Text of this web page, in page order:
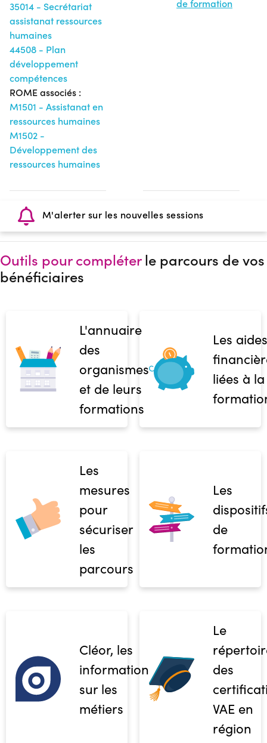
35014 - Secrétariat
assistanat ressources
humaines
44508 - Plan
développement
compétences
ROME associés :
M1501 - Assistanat en
ressources humaines
M1502 -
Développement des
ressources humaines
de formation
M'alerter sur les nouvelles sessions
Outils pour compléterle parcours de vos
bénéficiaires
L'annuaire
des
organismes
et de leurs
formations
Les aides
liées à la
Les
mesures
pour
sécuriser
les
parcours
Les
de
Cléor, les
informations
sur les
métiers
Le
des
VAE en
région